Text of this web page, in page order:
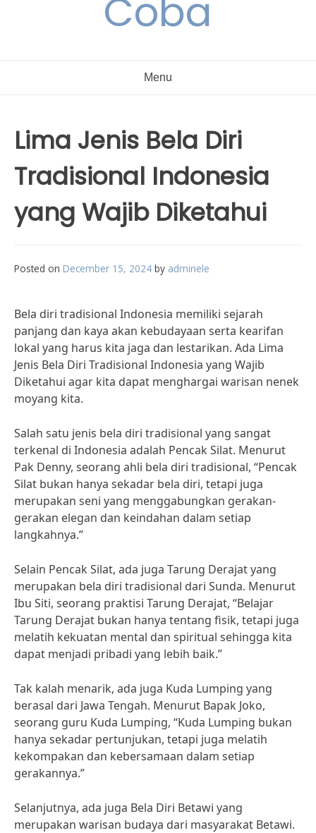
Coba
Menu
Lima Jenis Bela Diri
Tradisional Indonesia
yang Wajib Diketahui
Posted on December 15, 2024 by adminele
Bela diri tradisional Indonesia memiliki sejarah
panjang dan kaya akan kebudayaan serta kearifan
lokal yang harus kita jaga dan lestarikan. Ada Lima
Jenis Bela Diri Tradisional Indonesia yang Wajib
Diketahui agar kita dapat menghargai warisan nenek
moyang kita.
Salah satu jenis bela diri tradisional yang sangat
terkenal di Indonesia adalah Pencak Silat. Menurut
Pak Denny, seorang ahli bela diri tradisional, “Pencak
Silat bukan hanya sekadar bela diri, tetapi juga
merupakan seni yang menggabungkan gerakan-
gerakan elegan dan keindahan dalam setiap
langkahnya.”
Selain Pencak Silat, ada juga Tarung Derajat yang
merupakan bela diri tradisional dari Sunda. Menurut
Ibu Siti, seorang praktisi Tarung Derajat, “Belajar
Tarung Derajat bukan hanya tentang fisik, tetapi juga
melatih kekuatan mental dan spiritual sehingga kita
dapat menjadi pribadi yang lebih baik.”
Tak kalah menarik, ada juga Kuda Lumping yang
berasal dari Jawa Tengah. Menurut Bapak Joko,
seorang guru Kuda Lumping, “Kuda Lumping bukan
hanya sekadar pertunjukan, tetapi juga melatih
kekompakan dan kebersamaan dalam setiap
gerakannya.”
Selanjutnya, ada juga Bela Diri Betawi yang
merupakan warisan budaya dari masyarakat Betawi.